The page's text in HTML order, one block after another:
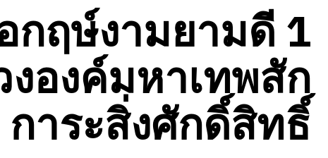
กฤษ์งามยามดี 1
องค์มหาเทพสัก
การะสิ่งศักดิ์สิทธิ์